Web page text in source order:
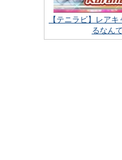
【テニラビ】レア
るなん